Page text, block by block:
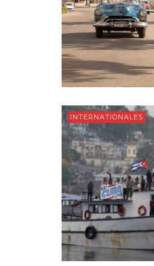
INTERNATIONALES